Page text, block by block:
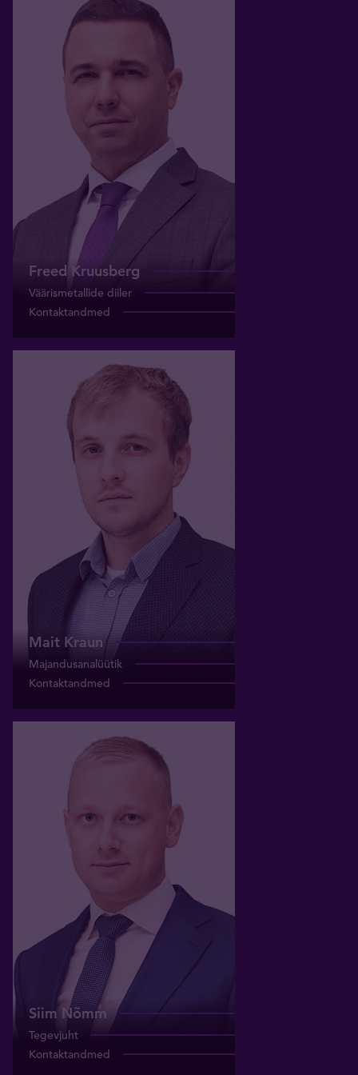
Freed Kruusberg
Väärismetallide diiler
Kontaktandmed
Freed Kruusberg
Väärismetallide diiler
freed.kruusberg@tavid.ee
+372 5688 6264
Mait Kraun
Majandusanalüütik
Kontaktandmed
Mait Kraun
Majandusanalüütik
mait.kraun@tavid.ee
+372 5354 1490
Siim Nõmm
Tegevjuht
Kontaktandmed
Siim Nõmm
Tegevjuht
siim.nomm@tavid.ee
+372 627 9900